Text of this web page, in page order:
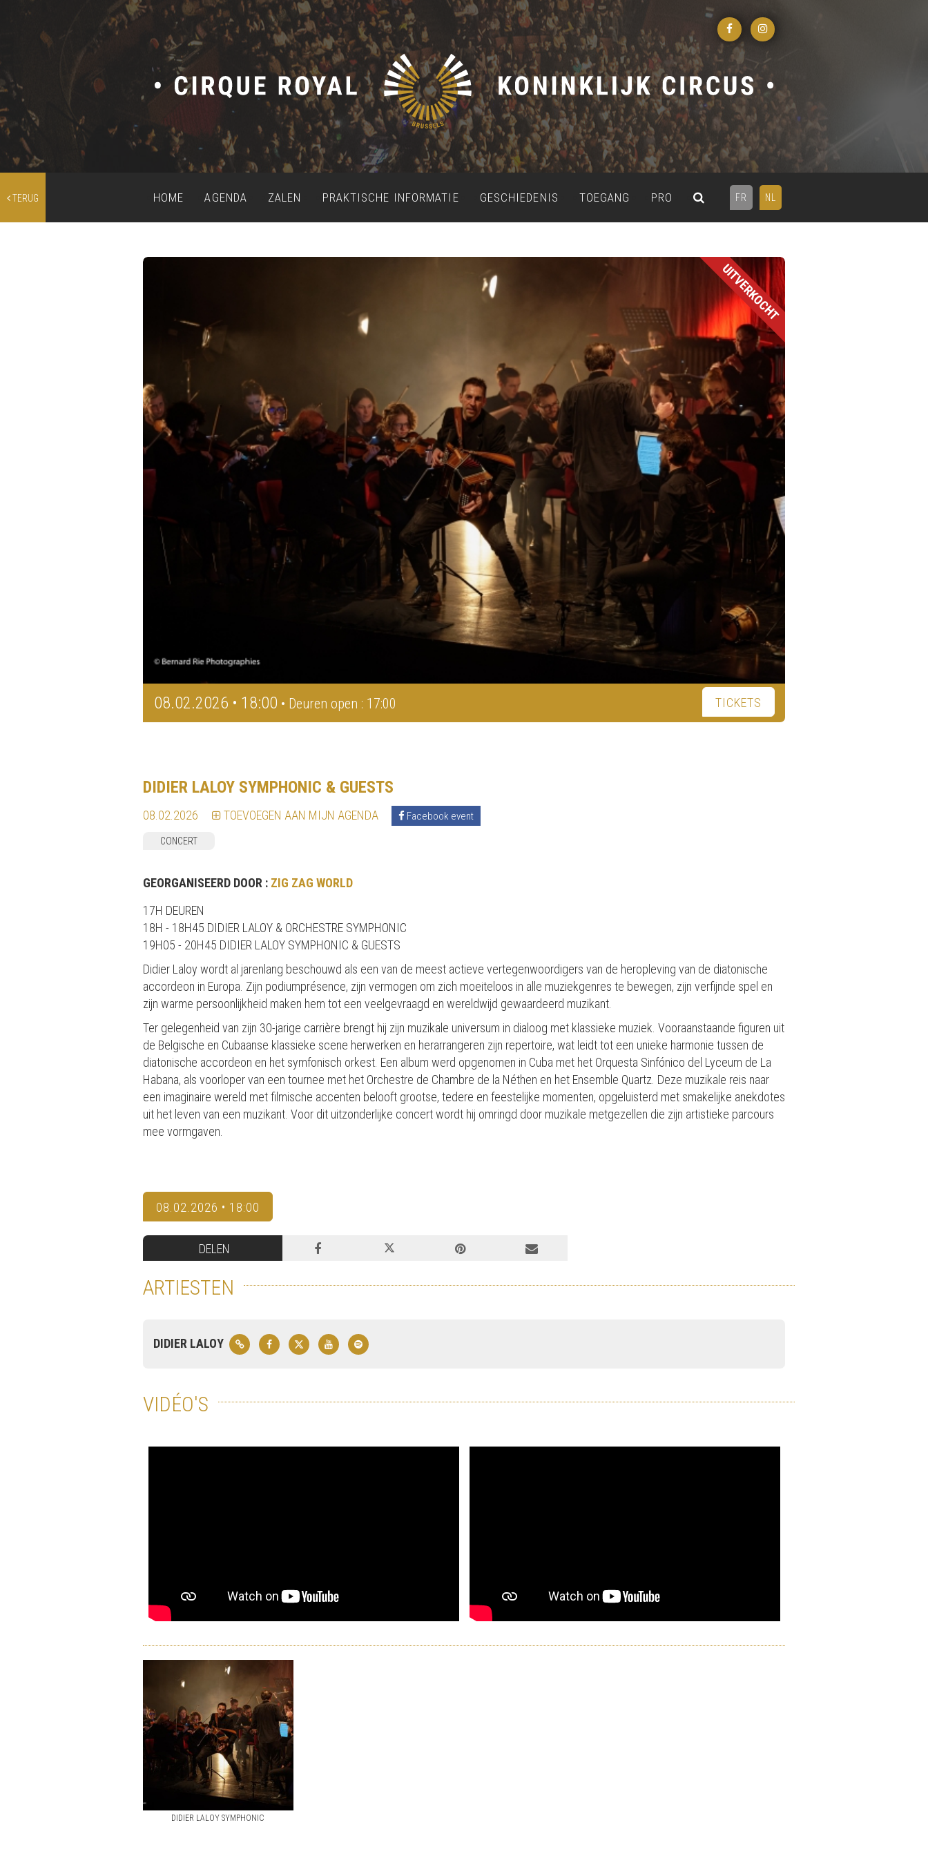
TERUG FR NL
HOME AGENDA ZALEN PRAKTISCHE INFORMATIE GESCHIEDENIS TOEGANG PRO
UITVERKOCHT
08.02.2026 • 18:00 • Deuren open : 17:00 TICKETS
DIDIER LALOY SYMPHONIC & GUESTS
08.02.2026 TOEVOEGEN AAN MIJN AGENDA Facebook event
CONCERT
GEORGANISEERD DOOR : ZIG ZAG WORLD
17H DEUREN
18H - 18H45 DIDIER LALOY & ORCHESTRE SYMPHONIC
19H05 - 20H45 DIDIER LALOY SYMPHONIC & GUESTS
Didier Laloy wordt al jarenlang beschouwd als een van de meest actieve vertegenwoordigers van de heropleving van de diatonische
accordeon in Europa. Zijn podiumprésence, zijn vermogen om zich moeiteloos in alle muziekgenres te bewegen, zijn verfijnde spel en
zijn warme persoonlijkheid maken hem tot een veelgevraagd en wereldwijd gewaardeerd muzikant.
Ter gelegenheid van zijn 30-jarige carrière brengt hij zijn muzikale universum in dialoog met klassieke muziek. Vooraanstaande figuren uit
de Belgische en Cubaanse klassieke scene herwerken en herarrangeren zijn repertoire, wat leidt tot een unieke harmonie tussen de
diatonische accordeon en het symfonisch orkest. Een album werd opgenomen in Cuba met het Orquesta Sinfónico del Lyceum de La
Habana, als voorloper van een tournee met het Orchestre de Chambre de la Néthen en het Ensemble Quartz. Deze muzikale reis naar
een imaginaire wereld met filmische accenten belooft grootse, tedere en feestelijke momenten, opgeluisterd met smakelijke anekdotes
uit het leven van een muzikant. Voor dit uitzonderlijke concert wordt hij omringd door muzikale metgezellen die zijn artistieke parcours
mee vormgaven.
08.02.2026 • 18:00
DELEN
ARTIESTEN
DIDIER LALOY
VIDÉO'S
DIDIER LALOY SYMPHONIC